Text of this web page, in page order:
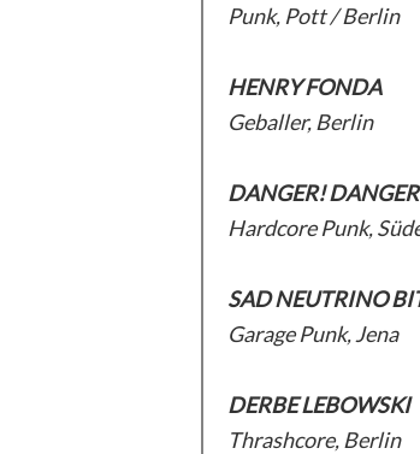
Punk, Pott / Berlin
HENRY FONDA
Geballer, Berlin
DANGER!
Hardcore Punk,
SAD NEUTRINO
Garage Punk, Jena
DERBE LEBOWSKI
Thrashcore, Berlin